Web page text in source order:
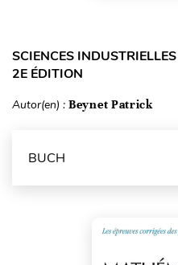
SCIENCES
2E ÉDITION
Autor(en) : Beynet Patrick
BUCH